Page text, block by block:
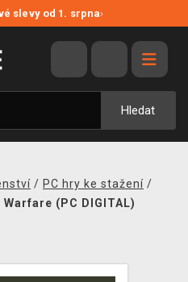
slevy od 1. srpna›
Hledat
/ PC hry ke stažení /
(PC DIGITAL)